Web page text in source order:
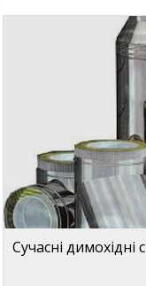
Сучасні димохідні